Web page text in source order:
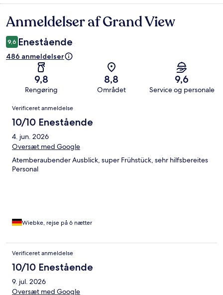
Anmeldelser
Anmeldelser af Grand View
9,6 Enestående
486 anmeldelser
9,8
Rengøring
8,8
Området
9,6
Service og personale
Anmeldelser
Verificeret anmeldelse
10/10 Enestående
4. jun. 2026
Oversæt med Google
Atemberaubender Ausblick, super Frühstück, sehr hilfsbereites
Personal
Wiebke, rejse på 6 nætter
Verificeret anmeldelse
10/10 Enestående
9. jul. 2026
Oversæt med Google